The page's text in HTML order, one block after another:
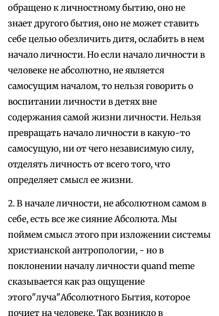
обращено к личностному бытию, оно не
знает другого бытия, оно не может ставить
себе целью обезличить дитя, ослабить в нем
начало личности. Но если начало личности в
человеке не абсолютно, не является
самосущим началом, то нельзя говорить о
воспитании личности в детях вне
содержания самой жизни личности. Нельзя
превращать начало личности в какую-то
самосущую, ни от чего независимую силу,
отделять личность от всего того, что
определяет смысл ее жизни.
2. В начале личности, не абсолютном самом в
себе, есть все же сияние Абсолюта. Мы
поймем смысл этого при изложении системы
христианской антропологии, - но в
поклонении началу личности quand meme
сказывается как раз ощущение
этого"луча"Абсолютного Бытия, которое
почиет на человеке. Так возникло в